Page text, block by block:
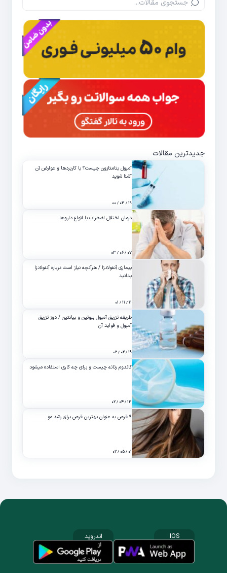
جدیدترین مقالات
آمپول بتامتازون چیست؟ با کاربردها و عوارض آن
آشنا شوید
۱۹ / ۰۳ / ۰۰
درمان اختلال اضطراب با انواع داروها
۰۷ / ۰۶ / ۰۳
بیماری آنفولانزا / هرآنچه نیاز است درباره آنفولانزا
بدانید
۱۱ / ۱۱ / ۰۱
طریقه تزریق آمپول بیوتین و بپانتین / دوز تزریق
آمپول و فواید آن
۱۹ / ۰۲ / ۰۲
کاندوم زنانه چیست و برای چه کاری استفاده میشود
۱۳ / ۰۴ / ۰۲
۹ قرص به عنوان بهترین قرص برای رشد مو
۰۱ / ۰۵ / ۰۲
IOS اندروید